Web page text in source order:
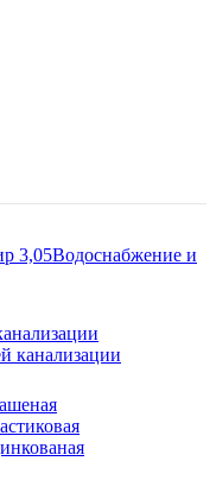
Водоснабжение и
канализации